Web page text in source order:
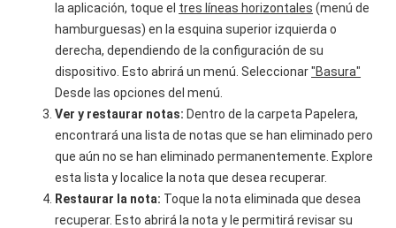
la aplicación, toque el tres líneas horizontales (menú de
hamburguesas) en la esquina superior izquierda o
derecha, dependiendo de la configuración de su
dispositivo. Esto abrirá un menú. Seleccionar"Basura"
Desde las opciones del menú.
Ver y restaurar notas: Dentro de la carpeta Papelera,
encontrará una lista de notas que se han eliminado pero
que aún no se han eliminado permanentemente. Explore
esta lista y localice la nota que desea recuperar.
Restaurar la nota: Toque la nota eliminada que desea
recuperar. Esto abrirá la nota y le permitirá revisar su